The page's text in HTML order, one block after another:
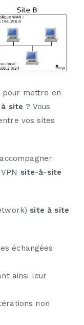
pour mettre en
site ? Vous
vos sites
site-à-site
site à site
échangées
ainsi leur
non